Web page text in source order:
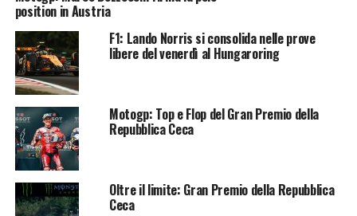
position in Austria
F1: Lando Norris si consolida nelle prove
libere del venerdì al Hungaroring
Motogp: Top e Flop del Gran Premio della
Repubblica Ceca
Oltre il limite: Gran Premio della Repubblica
Ceca